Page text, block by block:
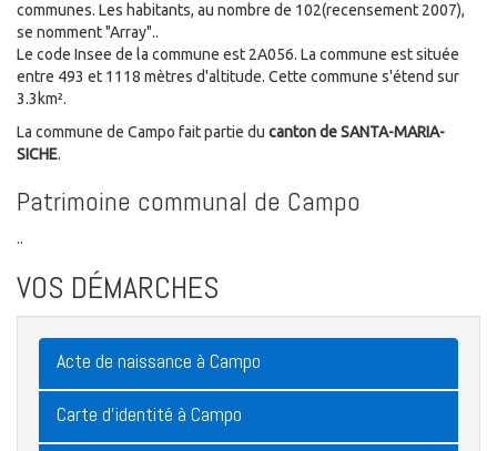
communes. Les habitants, au nombre de 102(recensement 2007),
se nomment "Array"..
Le code Insee de la commune est 2A056. La commune est située
entre 493 et 1118 mètres d'altitude. Cette commune s'étend sur
3.3km².
La commune de Campo fait partie du canton de SANTA-MARIA-
SICHE.
Patrimoine communal de Campo
..
VOS DÉMARCHES
Acte de naissance à Campo
Carte d'identité à Campo